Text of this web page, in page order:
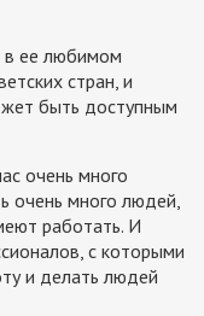
в ее любимом
стран, и
быть доступным
очень много
очень много людей,
работать. И
с которыми
и делать людей